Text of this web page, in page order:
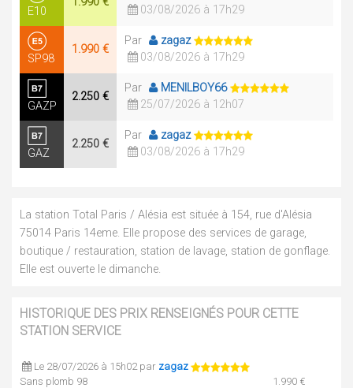
E10
03/08/2026 à 17h29
SP98
1.990 €
Par
zagaz
03/08/2026 à 17h29
GAZP
2.250 €
Par
MENILBOY66
25/07/2026 à 12h07
GAZ
2.250 €
Par
zagaz
03/08/2026 à 17h29
La station Total Paris / Alésia est située à 154, rue d'Alésia
75014 Paris 14eme. Elle propose des services de garage,
boutique / restauration, station de lavage, station de gonflage.
Elle est ouverte le dimanche.
HISTORIQUE DES PRIX RENSEIGNÉS POUR CETTE
STATION SERVICE
Le 28/07/2026 à 15h02 par zagaz
Sans plomb 98
1.990 €